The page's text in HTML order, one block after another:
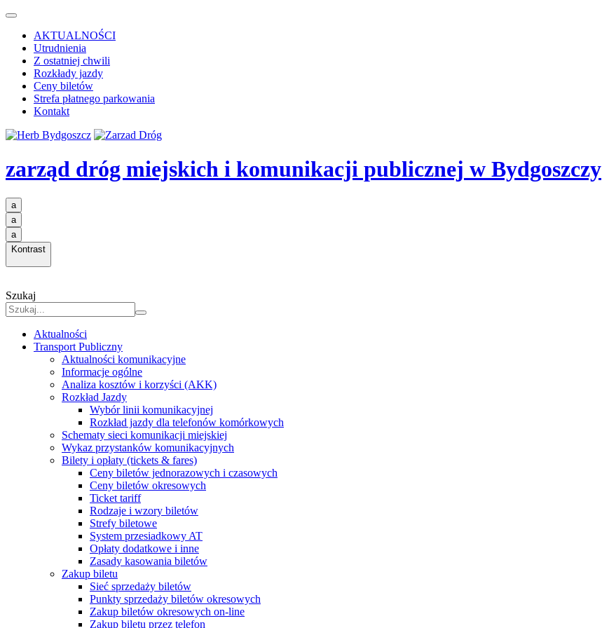
AKTUALNOŚCI
Utrudnienia
Z ostatniej chwili
Rozkłady jazdy
Ceny biletów
Strefa płatnego parkowania
Kontakt
zarząd dróg miejskich i komunikacji publicznej w Bydgoszczy
a
a
a
Kontrast
Szukaj
Aktualności
Transport Publiczny
Aktualności komunikacyjne
Informacje ogólne
Analiza kosztów i korzyści (AKK)
Rozkład Jazdy
Wybór linii komunikacyjnej
Rozkład jazdy dla telefonów komórkowych
Schematy sieci komunikacji miejskiej
Wykaz przystanków komunikacyjnych
Bilety i opłaty (tickets & fares)
Ceny biletów jednorazowych i czasowych
Ceny biletów okresowych
Ticket tariff
Rodzaje i wzory biletów
Strefy biletowe
System przesiadkowy AT
Opłaty dodatkowe i inne
Zasady kasowania biletów
Zakup biletu
Sieć sprzedaży biletów
Punkty sprzedaży biletów okresowych
Zakup biletów okresowych on-line
Zakup biletu przez telefon